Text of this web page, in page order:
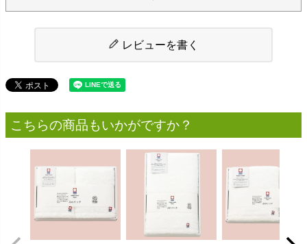
レビューを書く
こちらの商品もいかがですか？